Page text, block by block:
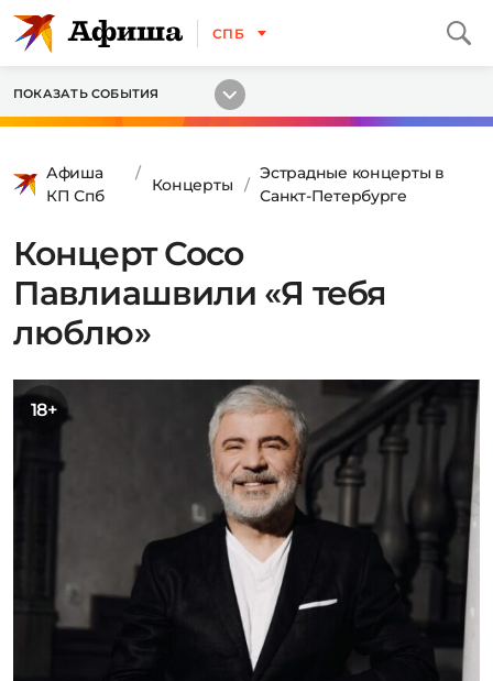
СПБ
ПОКАЗАТЬ СОБЫТИЯ
Афиша
КП Спб
Концерты
Эстрадные концерты в
Санкт-Петербурге
Концерт Сосо
Павлиашвили «Я тебя
люблю»
18+